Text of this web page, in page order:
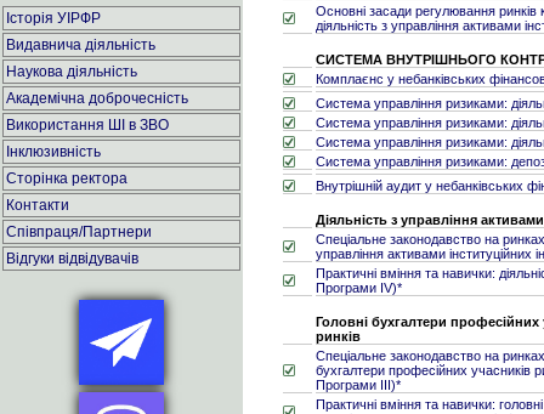
Історія УІРФР
Видавнича діяльність
Наукова діяльність
Академічна доброчесність
Використання ШІ в ЗВО
Інклюзивність
Сторінка ректора
Контакти
Співпраця/Партнери
Відгуки відвідувачів
Основні засади регулювання ринків
діяльність з управління активами
СИСТЕМА ВНУТРІШНЬОГО
Комплаєнс у небанківських
Система управління ризиками:
Система управління ризиками:
Система управління ризиками:
Система управління ризиками:
Внутрішній аудит у небанківських
Діяльність з управління
Спеціальне законодавство на
управління активами інституційних
Практичні вміння та навички:
Програми ІV)*
Головні бухгалтери професійних
ринків
Спеціальне законодавство на
бухгалтери професійних учасників
Програми ІІІ)*
Практичні вміння та навички: